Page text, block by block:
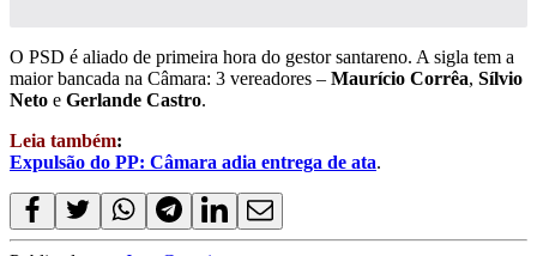
O PSD é aliado de primeira hora do gestor santareno. A sigla tem a
maior bancada na Câmara: 3 vereadores – Maurício Corrêa, Sílvio
Neto e Gerlande Castro.
Leia também:
Expulsão do PP: Câmara adia entrega de ata.